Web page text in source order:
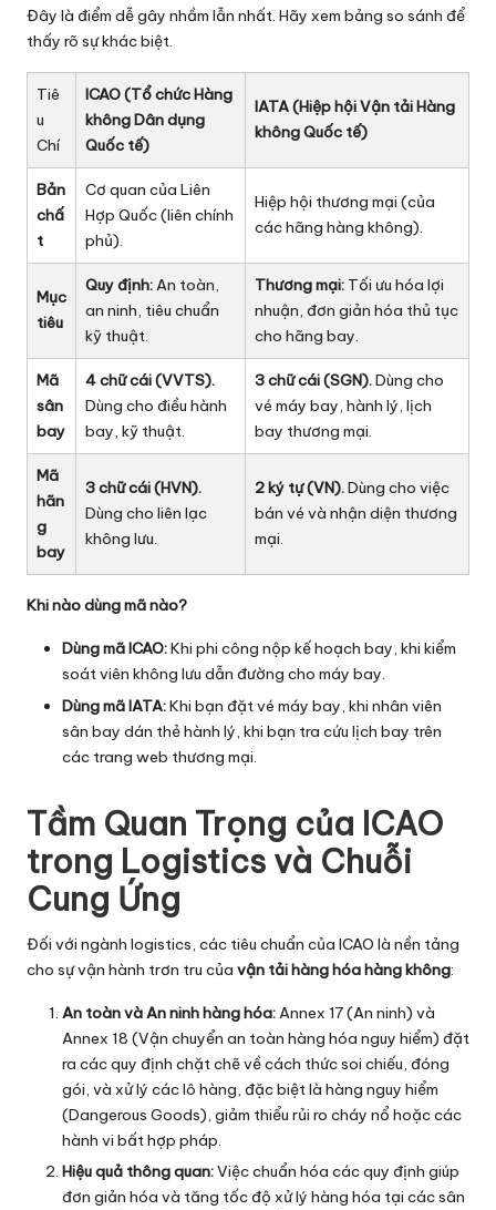
Đây là điểm dễ gây nhầm lẫn nhất. Hãy xem bảng so sánh để
thấy rõ sự khác biệt.
Tiê
u
Chí
ICAO (Tổ chức Hàng
không Dân dụng
Quốc tế)
IATA (Hiệp hội Vận tải Hàng
không Quốc tế)
Bản
chấ
t
Cơ quan của Liên
Hợp Quốc (liên chính
phủ).
Hiệp hội thương mại (của
các hãng hàng không).
Mục
tiêu
Quy định:An toàn,
an ninh, tiêu chuẩn
kỹ thuật.
Thương mại: Tối ưu hóa lợi
nhuận, đơn giản hóa thủ tục
cho hãng bay.
Mã
sân
bay
4 chữ cái (VVTS).
Dùng cho điều hành
bay, kỹ thuật.
3 chữ cái (SGN).Dùng cho
vé máy bay, hành lý, lịch
bay thương mại.
Mã
hãn
g
bay
3 chữ cái (HVN).
Dùng cho liên lạc
không lưu.
2 ký tự (VN).Dùng cho việc
bán vé và nhận diện thương
mại.
Khi nào dùng mã nào?
Dùng mã ICAO:Khi phi công nộp kế hoạch bay, khi kiểm
soát viên không lưu dẫn đường cho máy bay.
Dùng mã IATA:Khi bạn đặt vé máy bay, khi nhân viên
sân bay dán thẻ hành lý, khi bạn tra cứu lịch bay trên
các trang web thương mại.
Tầm Quan Trọng của ICAO
trong Logistics và Chuỗi
Cung Ứng
Đối với ngành logistics , các tiêu chuẩn của ICAO là nền tảng
cho sự vận hành trơn tru của vận tải hàng hóa hàng không:
An toàn và An ninh hàng hóa: Annex 17 (An ninh) và
Annex 18 (Vận chuyển an toàn hàng hóa nguy hiểm) đặt
ra các quy định chặt chẽ về cách thức soi chiếu, đóng
gói, và xử lý các lô hàng, đặc biệt là hàng nguy hiểm
(Dangerous Goods), giảm thiểu rủi ro cháy nổ hoặc các
hành vi bất hợp pháp.
Hiệu quả thông quan:Việc chuẩn hóa các quy định giúp
đơn giản hóa và tăng tốc độ xử lý hàng hóa tại các sân